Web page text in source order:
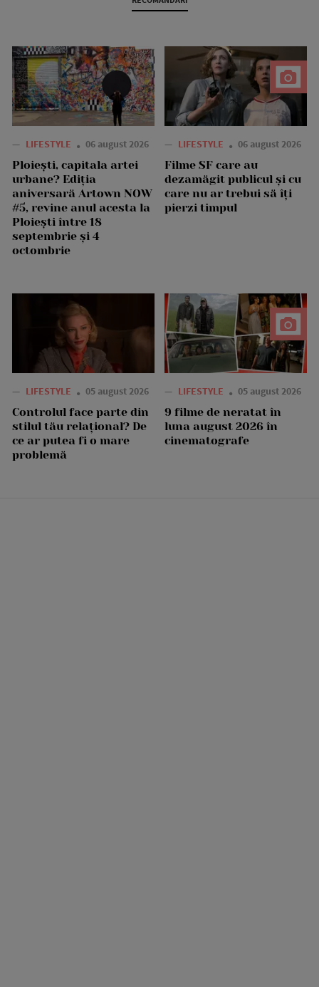
— LIFESTYLE 06 august 2026
Ploiești, capitala artei
urbane? Ediția
aniversară Artown NOW
#5, revine anul acesta la
Ploiești între 18
septembrie și 4
octombrie
— LIFESTYLE 06 august 2026
Filme SF care au
dezamăgit publicul și cu
care nu ar trebui să îți
pierzi timpul
— LIFESTYLE 05 august 2026
Controlul face parte din
stilul tău relațional? De
ce ar putea fi o mare
problemă
— LIFESTYLE 05 august 2026
9 filme de neratat în
luna august 2026 în
cinematografe